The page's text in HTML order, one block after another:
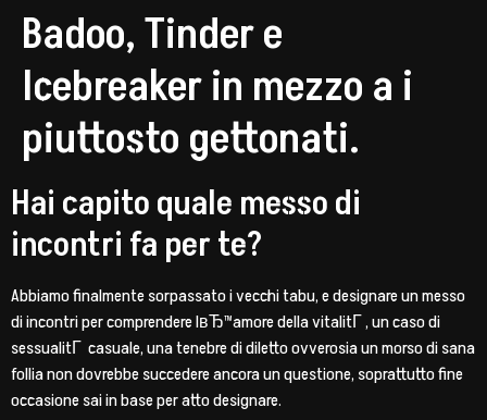
Badoo, Tinder e
Icebreaker in mezzo a i
piuttosto gettonati.
Hai capito quale messo di
incontri fa per te?
Abbiamo finalmente sorpassato i vecchi tabu, e designare un messo
di incontri per comprendere lвЂ™amore della vitalitГ , un caso di
sessualitГ casuale, una tenebre di diletto ovverosia un morso di sana
follia non dovrebbe succedere ancora un questione, soprattutto fine
occasione sai in base per atto designare.